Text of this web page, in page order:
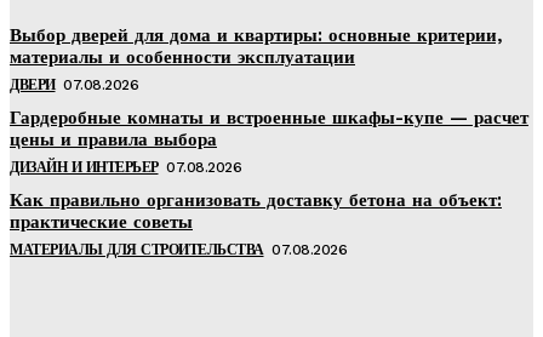
Выбор дверей для дома и квартиры: основные критерии,
материалы и особенности эксплуатации
ДВЕРИ 07.08.2026
Гардеробные комнаты и встроенные шкафы-купе — расчет
цены и правила выбора
ДИЗАЙН И ИНТЕРЬЕР 07.08.2026
Как правильно организовать доставку бетона на объект:
практические советы
МАТЕРИАЛЫ ДЛЯ СТРОИТЕЛЬСТВА 07.08.2026